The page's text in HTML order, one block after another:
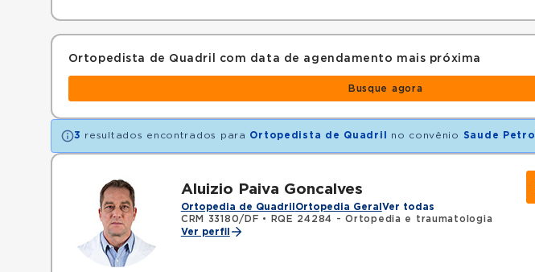
Ortopedista de Quadril com data de agendamento mais próxima
Busque agora
3 resultados encontrados para Ortopedista de Quadril no convênio Saude
Aluizio Paiva Goncalves
Ortopedia de Quadril Ortopedia Geral Ver todas
CRM 33180/DF •
RQE 24284 - Ortopedia e traumatologia
Ver perfil